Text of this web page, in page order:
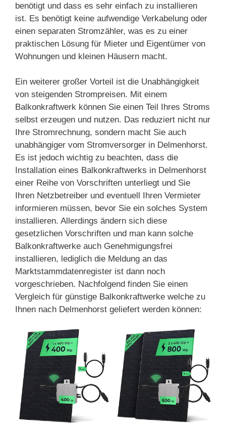
benötigt und dass es sehr einfach zu installieren
ist. Es benötigt keine aufwendige Verkabelung oder
einen separaten Stromzähler, was es zu einer
praktischen Lösung für Mieter und Eigentümer von
Wohnungen und kleinen Häusern macht.
Ein weiterer großer Vorteil ist die Unabhängigkeit
von steigenden Strompreisen. Mit einem
Balkonkraftwerk können Sie einen Teil Ihres Stroms
selbst erzeugen und nutzen. Das reduziert nicht nur
Ihre Stromrechnung, sondern macht Sie auch
unabhängiger vom Stromversorger in Delmenhorst.
Es ist jedoch wichtig zu beachten, dass die
Installation eines Balkonkraftwerks in Delmenhorst
einer Reihe von Vorschriften unterliegt und Sie
Ihren Netzbetreiber und eventuell Ihren Vermieter
informieren müssen, bevor Sie ein solches System
installieren. Allerdings ändern sich diese
gesetzlichen Vorschriften und man kann solche
Balkonkraftwerke auch Genehmigungsfrei
installieren, lediglich die Meldung an das
Marktstammdatenregister ist dann noch
vorgeschrieben. Nachfolgend finden Sie einen
Vergleich für günstige Balkonkraftwerke welche zu
Ihnen nach Delmenhorst geliefert werden können: